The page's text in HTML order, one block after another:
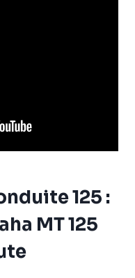
125 :
MT 125